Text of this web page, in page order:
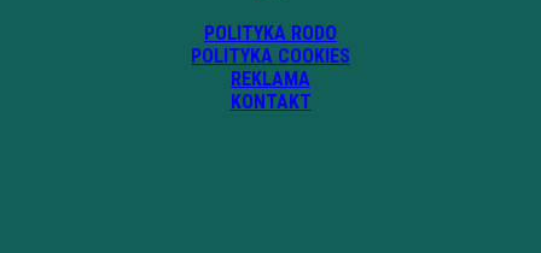
POLITYKA RODO
POLITYKA COOKIES
REKLAMA
KONTAKT